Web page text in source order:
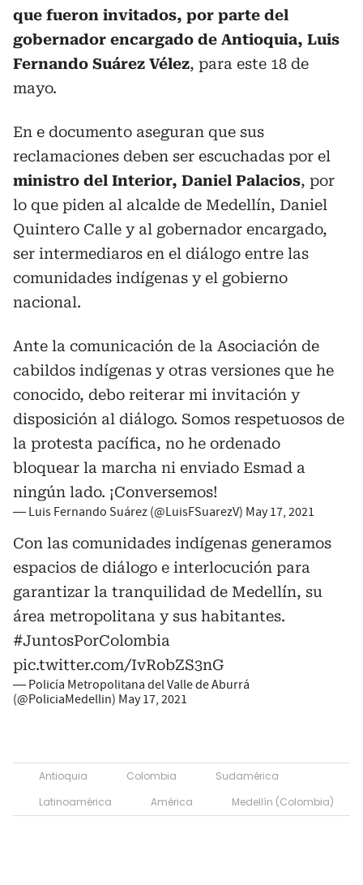
que fueron invitados, por parte del
gobernador encargado de Antioquia, Luis
Fernando Suárez Vélez, para este 18 de
mayo.
En e documento aseguran que sus
reclamaciones deben ser escuchadas por el
ministro del Interior, Daniel Palacios, por
lo que piden al alcalde de Medellín, Daniel
Quintero Calle y al gobernador encargado,
ser intermediaros en el diálogo entre las
comunidades indígenas y el gobierno
nacional.
Ante la comunicación de la Asociación de
cabildos indígenas y otras versiones que he
conocido, debo reiterar mi invitación y
disposición al diálogo. Somos respetuosos de
la protesta pacífica, no he ordenado
bloquear la marcha ni enviado Esmad a
ningún lado. ¡Conversemos!
— Luis Fernando Suárez (@LuisFSuarezV) May 17, 2021
Con las comunidades indígenas generamos
espacios de diálogo e interlocución para
garantizar la tranquilidad de Medellín, su
área metropolitana y sus habitantes.
#JuntosPorColombia
pic.twitter.com/IvRobZS3nG
— Policía Metropolitana del Valle de Aburrá
(@PoliciaMedellin) May 17, 2021
Antioquia Colombia
Sudamérica
Latinoamérica
América Medellín (Colombia)